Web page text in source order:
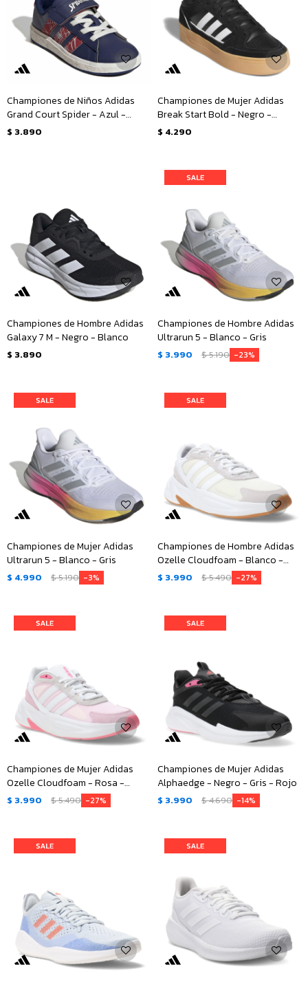
Championes de Niños Adidas
Grand Court Spider - Azul -
Marino
$ 3.890
Championes de Mujer Adidas
Break Start Bold - Negro -
Blanco
$ 4.290
Championes de Hombre Adidas
Galaxy 7 M - Negro - Blanco
$ 3.890
Championes de Hombre Adidas
Ultrarun 5 - Blanco - Gris
$ 3.990 $5.190 23
Championes de Mujer Adidas
Ultrarun 5 - Blanco - Gris
$ 4.990 $5.190 3
Championes de Hombre Adidas
Ozelle Cloudfoam - Blanco -
Gris
$ 3.990 $5.490 27
Championes de Mujer Adidas
Ozelle Cloudfoam - Rosa -
Blanco - Gris
$ 3.990 $5.490 27
Championes de Mujer Adidas
Alphaedge - Negro - Gris - Rojo
$ 3.990 $4.690 14